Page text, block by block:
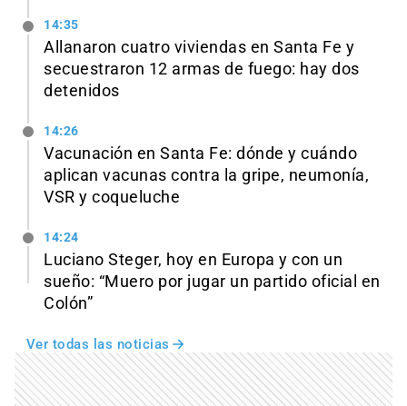
14:35
Allanaron cuatro viviendas en Santa Fe y
secuestraron 12 armas de fuego: hay dos
detenidos
14:26
Vacunación en Santa Fe: dónde y cuándo
aplican vacunas contra la gripe, neumonía,
VSR y coqueluche
14:24
Luciano Steger, hoy en Europa y con un
sueño: “Muero por jugar un partido oficial en
Colón”
Ver todas las noticias